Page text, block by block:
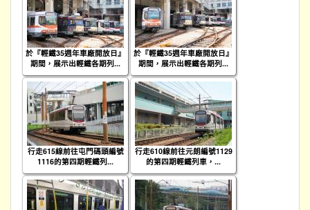
於『輕鐵35週年車廠開放日』
期間，展示出輕鐵各期列...
於『輕鐵35週年車廠開放日』
期間，展示出輕鐵各期列...
行走615線前往屯門碼頭編號
1116的第四期輕鐵列...
行走610線前往元朗編號1129
的第四期輕鐵列車，...